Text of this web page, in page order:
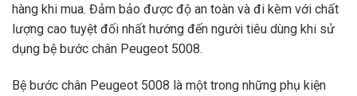
hàng khi mua. Đảm bảo được độ an toàn và đi kèm với chất
lượng cao tuyệt đối nhất hướng đến người tiêu dùng khi sử
dụng bệ bước chân Peugeot 5008.
Bệ bước chân Peugeot 5008 là một trong những phụ kiện